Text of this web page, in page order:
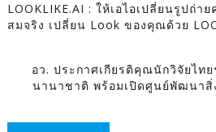
LOOKLIKE.AI : ให้เอไอเปลี่ยนรูปถ่า
สมจริง เปลี่ยน Look ของคุณด้วย
อว. ประกาศเกียรติคุณนักวิจัยไท
นานาชาติ พร้อมเปิดศูนย์พัฒนาสิ่